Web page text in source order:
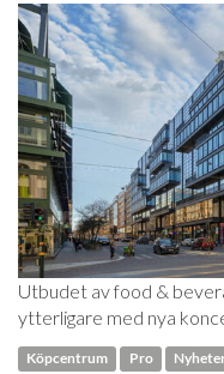
Utbudet av food &
ytterligare med nya
Köpcentrum Pro